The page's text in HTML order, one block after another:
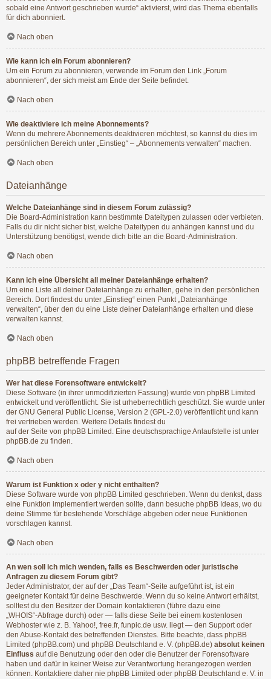
sobald eine Antwort geschrieben wurde“ aktivierst, wird das Thema ebenfalls
für dich abonniert.
Nach oben
Wie kann ich ein Forum abonnieren?
Um ein Forum zu abonnieren, verwende im Forum den Link „Forum
abonnieren“, der sich meist am Ende der Seite befindet.
Nach oben
Wie deaktiviere ich meine Abonnements?
Wenn du mehrere Abonnements deaktivieren möchtest, so kannst du dies im
persönlichen Bereich unter „Einstieg“ – „Abonnements verwalten“ machen.
Nach oben
Dateianhänge
Welche Dateianhänge sind in diesem Forum zulässig?
Die Board-Administration kann bestimmte Dateitypen zulassen oder verbieten.
Falls du dir nicht sicher bist, welche Dateitypen du anhängen kannst und du
Unterstützung benötigst, wende dich bitte an die Board-Administration.
Nach oben
Kann ich eine Übersicht all meiner Dateianhänge erhalten?
Um eine Liste all deiner Dateianhänge zu erhalten, gehe in den persönlichen
Bereich. Dort findest du unter „Einstieg“ einen Punkt „Dateianhänge
verwalten“, über den du eine Liste deiner Dateianhänge erhalten und diese
verwalten kannst.
Nach oben
phpBB betreffende Fragen
Wer hat diese Forensoftware entwickelt?
Diese Software (in ihrer unmodifizierten Fassung) wurde von phpBB Limited
entwickelt und veröffentlicht. Sie ist urheberrechtlich geschützt. Sie wurde unter
der GNU General Public License, Version 2 (GPL-2.0) veröffentlicht und kann
frei vertrieben werden. Weitere Details findest du
auf der Seite von phpBB Limited . Eine deutschsprachige Anlaufstelle ist unter
phpBB.de zu finden.
Nach oben
Warum ist Funktion x oder y nicht enthalten?
Diese Software wurde von phpBB Limited geschrieben. Wenn du denkst, dass
eine Funktion implementiert werden sollte, dann besuche phpBB Ideas , wo du
deine Stimme für bestehende Vorschläge abgeben oder neue Funktionen
vorschlagen kannst.
Nach oben
An wen soll ich mich wenden, falls es Beschwerden oder juristische
Anfragen zu diesem Forum gibt?
Jeder Administrator, der auf der „Das Team“-Seite aufgeführt ist, ist ein
geeigneter Kontakt für deine Beschwerde. Wenn du so keine Antwort erhältst,
solltest du den Besitzer der Domain kontaktieren (führe dazu eine
„WHOIS“-Abfrage durch) oder — falls diese Seite bei einem kostenlosen
Webhoster wie z. B. Yahoo!, free.fr, funpic.de usw. liegt — den Support oder
den Abuse-Kontakt des betreffenden Dienstes. Bitte beachte, dass phpBB
Limited (phpBB.com) und phpBB Deutschland e. V. (phpBB.de) absolut keinen
Einfluss auf die Benutzung oder den oder die Benutzer der Forensoftware
haben und dafür in keiner Weise zur Verantwortung herangezogen werden
können. Kontaktiere daher nie phpBB Limited oder phpBB Deutschland e. V. in